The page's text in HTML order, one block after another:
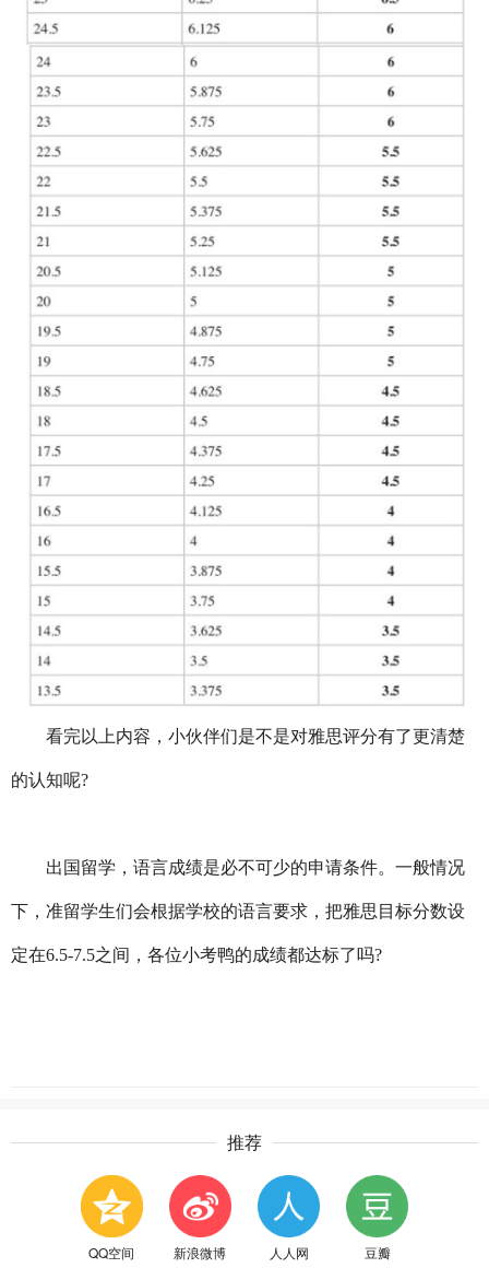
看完以上内容，小伙伴们是不是对雅思评分有了更清楚
的认知呢?
出国留学，语言成绩是必不可少的申请条件。一般情况
下，准留学生们会根据学校的语言要求，把雅思目标分数设
定在6.5-7.5之间，各位小考鸭的成绩都达标了吗?
推荐
QQ空间 新浪微博 人人网 豆瓣